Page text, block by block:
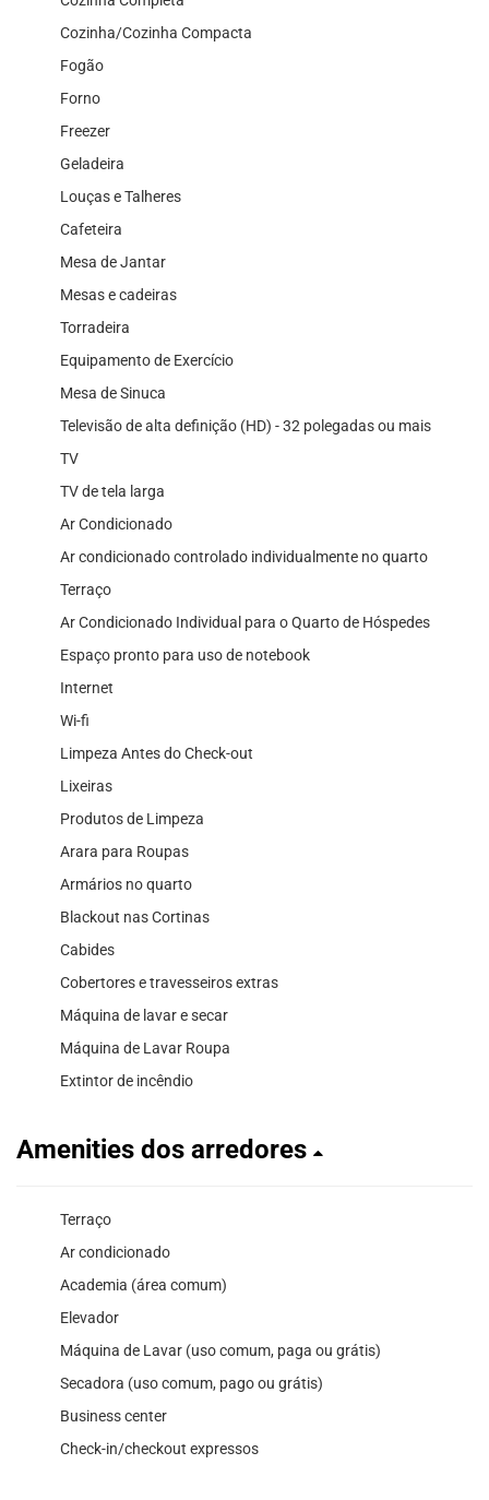
Cozinha/Cozinha Compacta
Fogão
Forno
Freezer
Geladeira
Louças e Talheres
Cafeteira
Mesa de Jantar
Mesas e cadeiras
Torradeira
Equipamento de Exercício
Mesa de Sinuca
Televisão de alta definição (HD) - 32 polegadas ou mais
TV
TV de tela larga
Ar Condicionado
Ar condicionado controlado individualmente no quarto
Terraço
Ar Condicionado Individual para o Quarto de Hóspedes
Espaço pronto para uso de notebook
Internet
Wi-fi
Limpeza Antes do Check-out
Lixeiras
Produtos de Limpeza
Arara para Roupas
Armários no quarto
Blackout nas Cortinas
Cabides
Cobertores e travesseiros extras
Máquina de lavar e secar
Máquina de Lavar Roupa
Extintor de incêndio
Amenities dos arredores
Terraço
Ar condicionado
Academia (área comum)
Elevador
Máquina de Lavar (uso comum, paga ou grátis)
Secadora (uso comum, pago ou grátis)
Business center
Check-in/checkout expressos